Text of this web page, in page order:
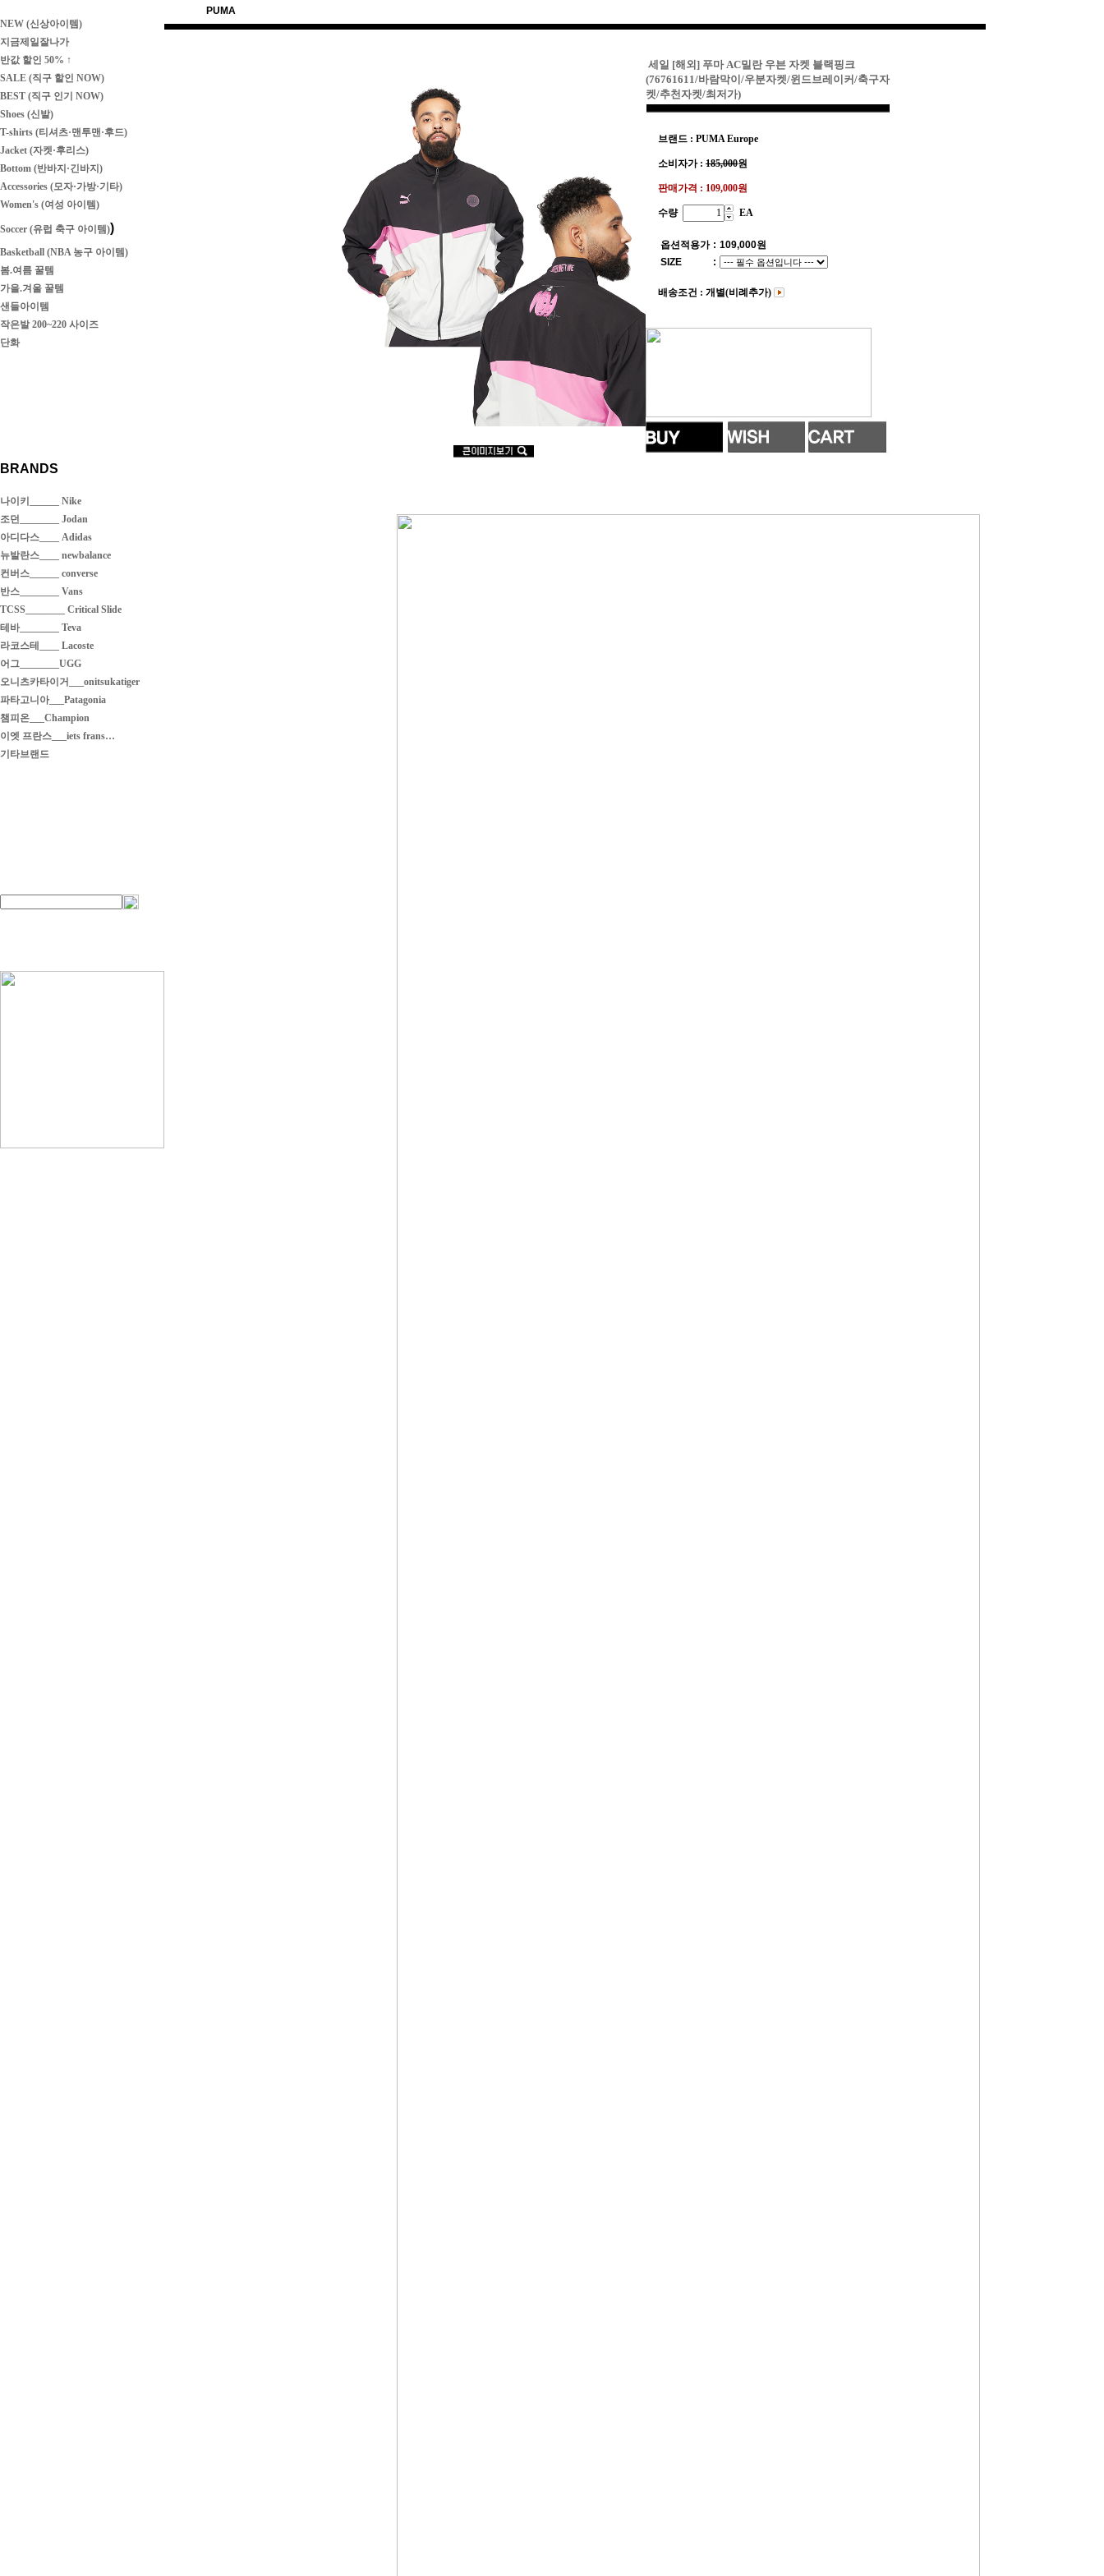
NEW (신상아이템)
지금제일잘나가
반값 할인 50% ↑
SALE (직구 할인 NOW)
BEST (직구 인기 NOW)
Shoes (신발)
T-shirts (티셔츠·맨투맨·후드)
Jacket (자켓·후리스)
Bottom (반바지·긴바지)
Accessories (모자·가방·기타)
Women's (여성 아이템)
Soccer (유럽 축구 아이템))
Basketball (NBA 농구 아이템)
봄.여름 꿀템
가을.겨울 꿀템
샌들아이템
작은발 200~220 사이즈
단화
BRANDS
나이키______ Nike
조던________ Jodan
아디다스____ Adidas
뉴발란스____ newbalance
컨버스______ converse
반스________ Vans
TCSS________ Critical Slide
테바________ Teva
라코스테____ Lacoste
어그________UGG
오니츠카타이거___onitsukatiger
파타고니아___Patagonia
챔피온___Champion
이엣 프란스___iets frans…
기타브랜드
PUMA
세일 [해외] 푸마 AC밀란 우븐 자켓 블랙핑크
(76761611/바람막이/우분자켓/윈드브레이커/축구자
켓/추천자켓/최저가)
브랜드 : PUMA Europe
소비자가 : 185,000원
판매가격 : 109,000원
수량 EA
옵션적용가 : 109,000원
SIZE
:
배송조건 : 개별(비례추가)